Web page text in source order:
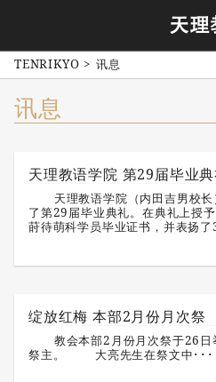
TENRIKYO > 讯息
讯息
天理教语学院 第29届毕业
天理教语学院（内田吉男校长
了第29届毕业典礼。在典礼上授
莳待萌科学员毕业证书，并表扬了
绽放红梅 本部2月份月次祭
教会本部2月份月次祭于26日
祭主。 大亮先生在祭文中･･･